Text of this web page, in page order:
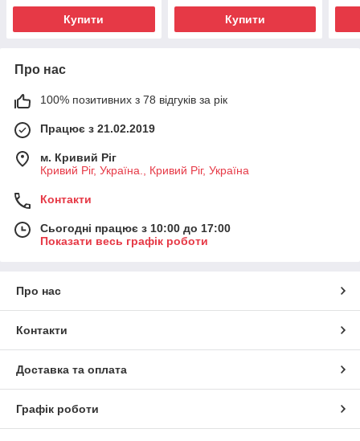
Купити Купити
Про нас
100% позитивних з 78 відгуків за рік
Працює з 21.02.2019
м. Кривий Ріг
Кривий Ріг, Україна., Кривий Ріг, Україна
Контакти
Сьогодні працює з 10:00 до 17:00
Показати весь графік роботи
Про нас
Контакти
Доставка та оплата
Графік роботи